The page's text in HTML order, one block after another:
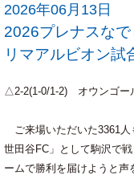
2026年06月13日
2026プレナスな
リマアルビオン試
△2-2(1-0/1-2) オウンゴー
ご来場いただいた3361人
世田谷FC」として駒沢で
ームで勝利を届けようと